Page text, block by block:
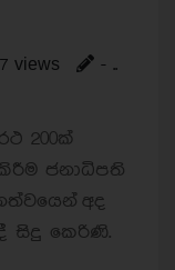
views - ..
200ක්
ජනාධිපති
අද
දී සිදු කෙරිණි.